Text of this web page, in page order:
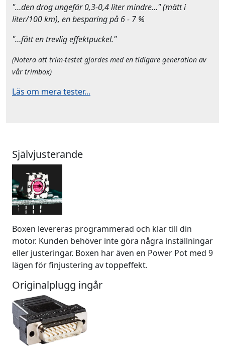
"…den drog ungefär 0,3-0,4 liter mindre…" (mätt i
liter/100 km), en besparing på 6 - 7 %
"…fått en trevlig effektpuckel."
(Notera att trim-testet gjordes med en tidigare generation av
vår trimbox)
Läs om mera tester...
Självjusterande
Boxen levereras programmerad och klar till din
motor. Kunden behöver inte göra några inställningar
eller justeringar. Boxen har även en Power Pot med 9
lägen för finjustering av toppeffekt.
Originalplugg ingår